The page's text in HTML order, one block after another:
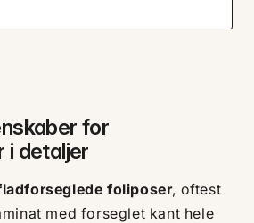
for
i detaljer
foliposer, oftest
med forseglet kant hele